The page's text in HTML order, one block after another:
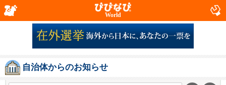
World
自治体からのお知らせ